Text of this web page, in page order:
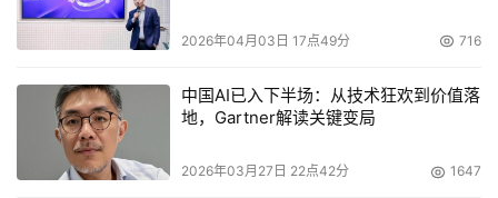
2026年04月03日 17点49分 716
中国AI已入下半场：从技术狂欢到价值落
地，Gartner解读关键变局
2026年03月27日 22点42分 1647